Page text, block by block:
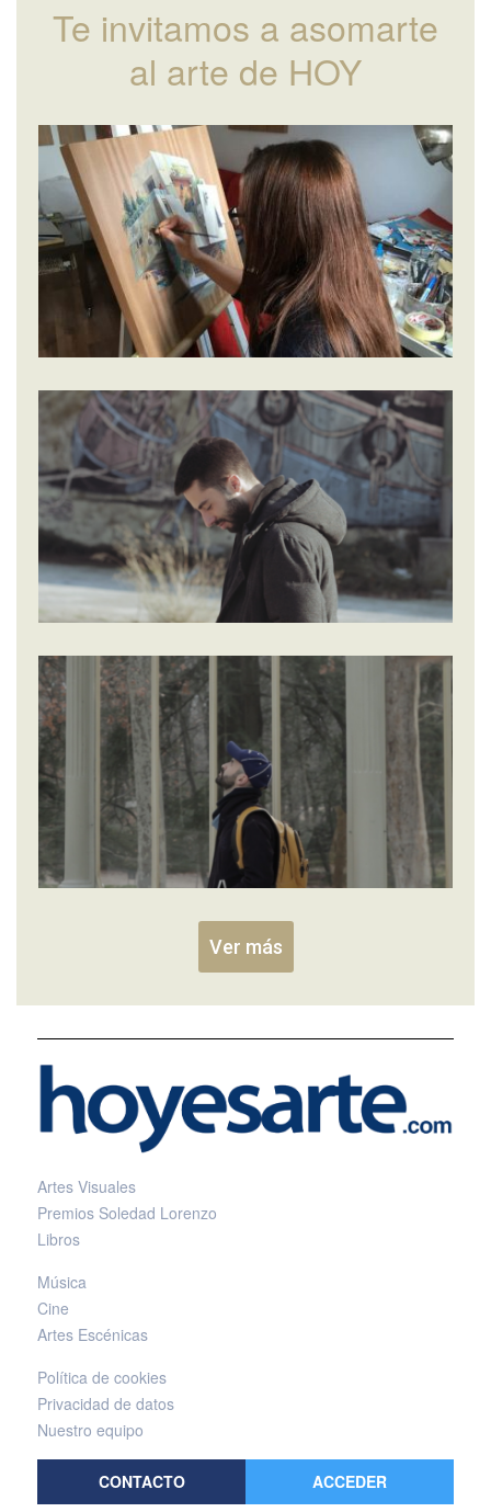
Te invitamos a asomarte
al arte de HOY
Ver más
Artes Visuales
Premios Soledad Lorenzo
Libros
Música
Cine
Artes Escénicas
Política de cookies
Privacidad de datos
Nuestro equipo
CONTACTO ACCEDER